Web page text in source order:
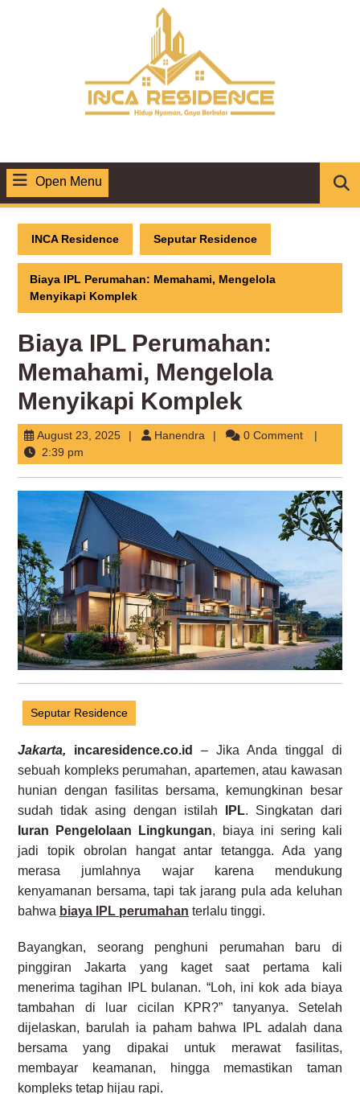
Open Menu
Menu
INCA Residence Seputar Residence
Biaya IPL Perumahan: Memahami, Mengelola
Menyikapi Komplek
Biaya IPL Perumahan:
Memahami, Mengelola
Menyikapi Komplek
August 23, 2025August
2025
Hanendra Hanendra0 Comment
2:39 pm
Seputar Residence
Jakarta, incaresidence.co.id
– Jika Anda tinggal di
sebuah kompleks perumahan, apartemen, atau kawasan
hunian dengan fasilitas bersama, kemungkinan besar
sudah tidak asing dengan istilah
IPL. Singkatan dari
Iuran Pengelolaan Lingkungan, biaya ini sering kali
jadi topik obrolan hangat antar tetangga. Ada yang
merasa jumlahnya wajar karena mendukung
kenyamanan bersama, tapi tak jarang pula ada keluhan
bahwa biaya IPL perumahan terlalu tinggi.
Bayangkan, seorang penghuni perumahan baru di
pinggiran Jakarta yang kaget saat pertama kali
menerima tagihan IPL bulanan. “Loh, ini kok ada biaya
tambahan di luar cicilan KPR?” tanyanya. Setelah
dijelaskan, barulah ia paham bahwa IPL adalah dana
bersama yang dipakai untuk merawat fasilitas,
membayar keamanan, hingga memastikan taman
kompleks tetap hijau rapi.